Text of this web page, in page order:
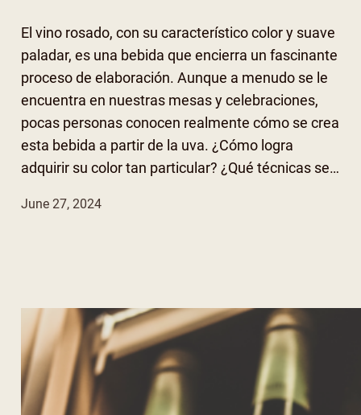
El vino rosado, con su característico color y suave
paladar, es una bebida que encierra un fascinante
proceso de elaboración. Aunque a menudo se le
encuentra en nuestras mesas y celebraciones,
pocas personas conocen realmente cómo se crea
esta bebida a partir de la uva. ¿Cómo logra
adquirir su color tan particular? ¿Qué técnicas se…
June 27, 2024